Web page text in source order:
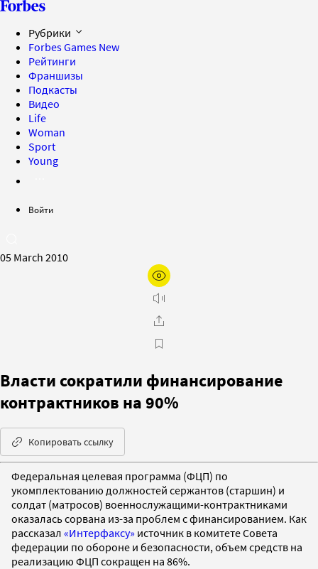
Рубрики
Forbes Games New
Рейтинги
Франшизы
Подкасты
Видео
Life
Woman
Sport
Young
Войти
05 March 2010
Власти сократили финансирование
контрактников на 90%
Копировать ссылку
Федеральная целевая программа (ФЦП) по
укомплектованию должностей сержантов (старшин) и
солдат (матросов) военнослужащими-контрактниками
оказалась сорвана из-за проблем с финансированием. Как
рассказал «Интерфаксу» источник в комитете Совета
федерации по обороне и безопасности, объем средств на
реализацию ФЦП сокращен на 86%.